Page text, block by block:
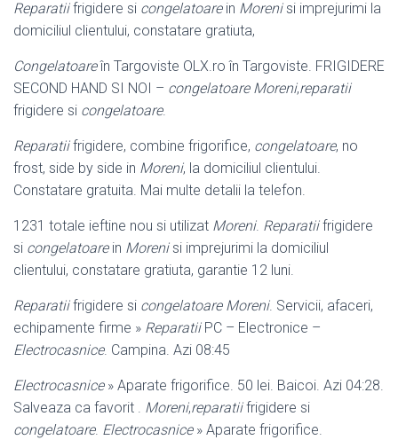
Reparatiifrigidere si congelatoarein Morenisi imprejurimi la
domiciliul clientului, constatare gratiuta,
Congelatoareîn Targoviste OLX.ro în Targoviste. FRIGIDERE
SECOND HAND SI NOI – congelatoare Moreni,reparatii
frigidere si congelatoare.
Reparatiifrigidere, combine frigorifice, congelatoare, no
frost, side by side in Moreni, la domiciliul clientului.
Constatare gratuita. Mai multe detalii la telefon.
1231 totale ieftine nou si utilizat Moreni. Reparatiifrigidere
si congelatoarein Morenisi imprejurimi la domiciliul
clientului, constatare gratiuta, garantie 12 luni.
Reparatiifrigidere si congelatoare Moreni. Servicii, afaceri,
echipamente firme » ReparatiiPC – Electronice –
Electrocasnice. Campina. Azi 08:45
Electrocasnice» Aparate frigorifice. 50 lei. Baicoi. Azi 04:28.
Salveaza ca favorit . Moreni,reparatiifrigidere si
congelatoare. Electrocasnice» Aparate frigorifice.